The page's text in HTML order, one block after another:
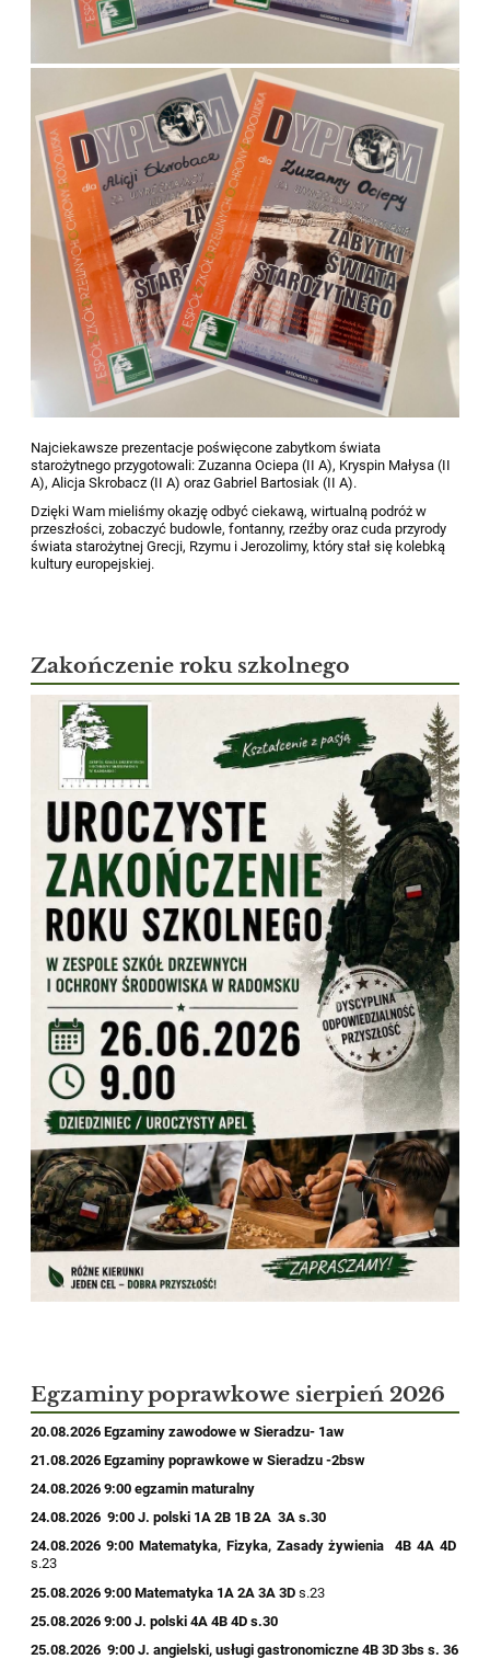
Najciekawsze prezentacje poświęcone zabytkom świata
starożytnego przygotowali: Zuzanna Ociepa (II A), Kryspin Małysa (II
A), Alicja Skrobacz (II A) oraz Gabriel Bartosiak (II A).
Dzięki Wam mieliśmy okazję odbyć ciekawą, wirtualną podróż w
przeszłości, zobaczyć budowle, fontanny, rzeźby oraz cuda przyrody
świata starożytnej Grecji, Rzymu i Jerozolimy, który stał się kolebką
kultury europejskiej.
Zakończenie roku szkolnego
Egzaminy poprawkowe sierpień 2026
20.08.2026Egzaminy zawodowe w Sieradzu- 1aw
21.08.2026 Egzaminy poprawkowe w Sieradzu -2bsw
24.08.2026 9:00 egzamin maturalny
24.08.2026 9:00 J. polski 1A 2B 1B 2A 3A s.30
24.08.2026 9:00 Matematyka, Fizyka, Zasady żywienia 4B 4A 4D
s.23
25.08.2026 9:00Matematyka 1A 2A 3A 3D s.23
25.08.2026 9:00J. polski4A4B 4D s.30
25.08.2026 9:00J. angielski, usługi gastronomiczne4B 3D3bs s. 36